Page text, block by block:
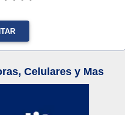
Celulares y Mas